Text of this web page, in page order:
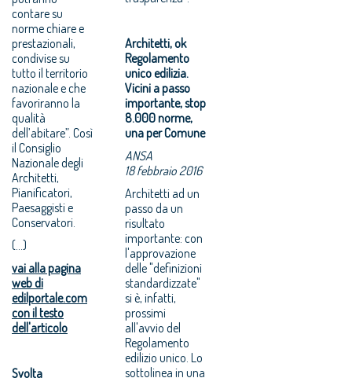
contare su
norme chiare e
prestazionali,
condivise su
tutto il territorio
nazionale e che
favoriranno la
qualità
dell’abitare”. Così
il Consiglio
Nazionale degli
Architetti,
Pianificatori,
Paesaggisti e
Conservatori.
(...)
vai alla pagina
web di
edilportale.com
con il testo
dell'articolo
Svolta
Architetti, ok
Regolamento
unico edilizia.
Vicini a passo
importante, stop
8.000 norme,
una per Comune
ANSA
18 febbraio 2016
Architetti ad un
passo da un
risultato
importante: con
l'approvazione
delle "definizioni
standardizzate"
si è, infatti,
prossimi
all'avvio del
Regolamento
edilizio unico. Lo
sottolinea in una